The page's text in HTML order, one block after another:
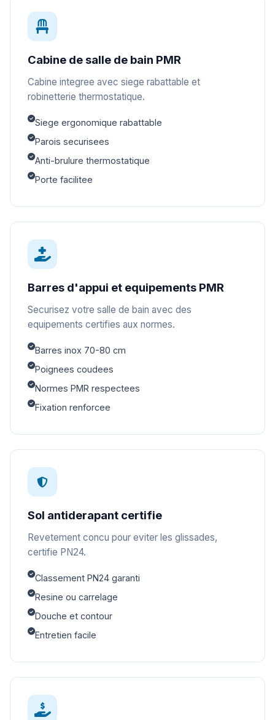
Cabine de salle de bain PMR
Cabine integree avec siege rabattable et
robinetterie thermostatique.
Siege ergonomique rabattable
Parois securisees
Anti-brulure thermostatique
Porte facilitee
Barres d'appui et equipements PMR
Securisez votre salle de bain avec des
equipements certifies aux normes.
Barres inox 70-80 cm
Poignees coudees
Normes PMR respectees
Fixation renforcee
Sol antiderapant certifie
Revetement concu pour eviter les glissades,
certifie PN24.
Classement PN24 garanti
Resine ou carrelage
Douche et contour
Entretien facile